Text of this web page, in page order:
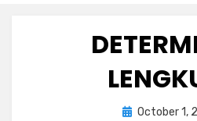
Posted
October 1,